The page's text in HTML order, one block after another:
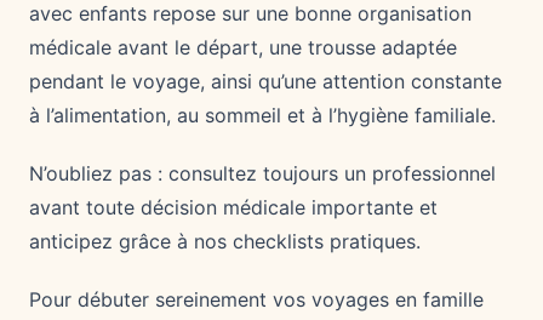
avec enfants repose sur une bonne organisation
médicale avant le départ, une trousse adaptée
pendant le voyage, ainsi qu’une attention constante
à l’alimentation, au sommeil et à l’hygiène familiale.
N’oubliez pas : consultez toujours un professionnel
avant toute décision médicale importante et
anticipez grâce à nos checklists pratiques.
Pour débuter sereinement vos voyages en famille